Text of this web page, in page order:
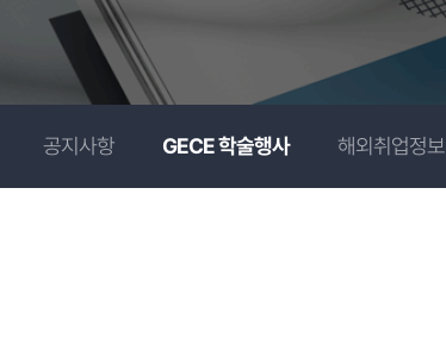
공지사항 GECE 학술행사 해외취업정보